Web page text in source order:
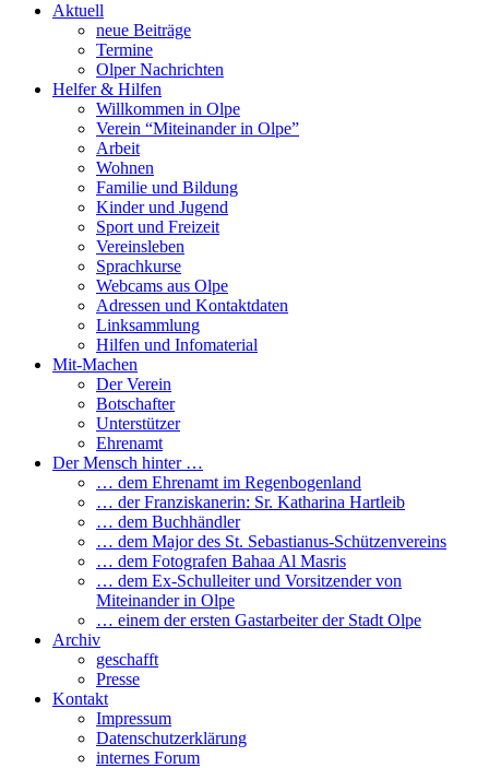
Aktuell
neue Beiträge
Termine
Olper Nachrichten
Helfer & Hilfen
Willkommen in Olpe
Verein “Miteinander in Olpe”
Arbeit
Wohnen
Familie und Bildung
Kinder und Jugend
Sport und Freizeit
Vereinsleben
Sprachkurse
Webcams aus Olpe
Adressen und Kontaktdaten
Linksammlung
Hilfen und Infomaterial
Mit-Machen
Der Verein
Botschafter
Unterstützer
Ehrenamt
Der Mensch hinter …
… dem Ehrenamt im Regenbogenland
… der Franziskanerin: Sr. Katharina Hartleib
… dem Buchhändler
… dem Major des St. Sebastianus-Schützenvereins
… dem Fotografen Bahaa Al Masris
… dem Ex-Schulleiter und Vorsitzender von
Miteinander in Olpe
… einem der ersten Gastarbeiter der Stadt Olpe
Archiv
geschafft
Presse
Kontakt
Impressum
Datenschutzerklärung
internes Forum